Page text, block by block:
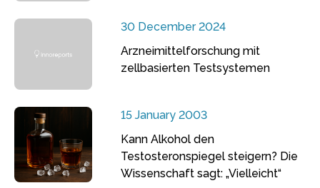
30 December 2024
Arzneimittelforschung mit
zellbasierten Testsystemen
15 January 2003
Kann Alkohol den
Testosteronspiegel steigern? Die
Wissenschaft sagt: „Vielleicht“